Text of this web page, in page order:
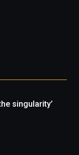
singularity’